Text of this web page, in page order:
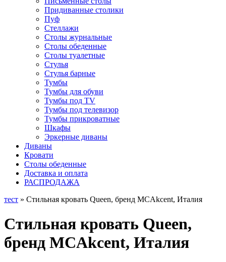
Придиванные столики
Пуф
Стеллажи
Столы журнальные
Столы обеденные
Столы туалетные
Стулья
Стулья барные
Тумбы
Тумбы для обуви
Тумбы под TV
Тумбы под телевизор
Тумбы прикроватные
Шкафы
Эркерные диваны
Диваны
Кровати
Столы обеденные
Доставка и оплата
РАСПРОДАЖА
тест » Стильная кровать Queen, бренд MCAkcent, Италия
Стильная кровать Queen,
бренд MCAkcent, Италия